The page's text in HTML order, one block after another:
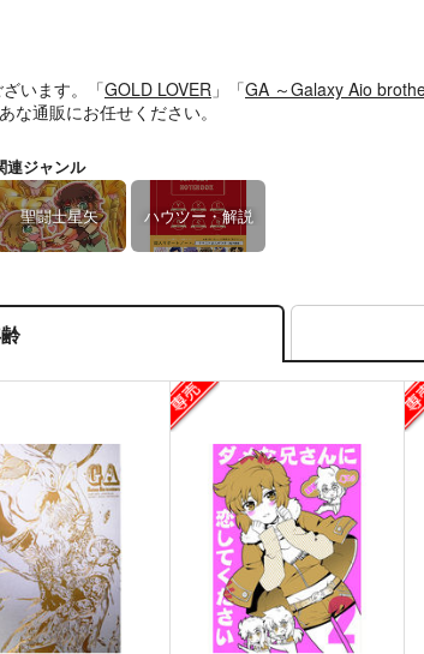
います。「GOLD LOVER 」「GA ～Galaxy Aio
通販にお任せください。
連ジャンル
聖闘士星矢 ハウツー・解説